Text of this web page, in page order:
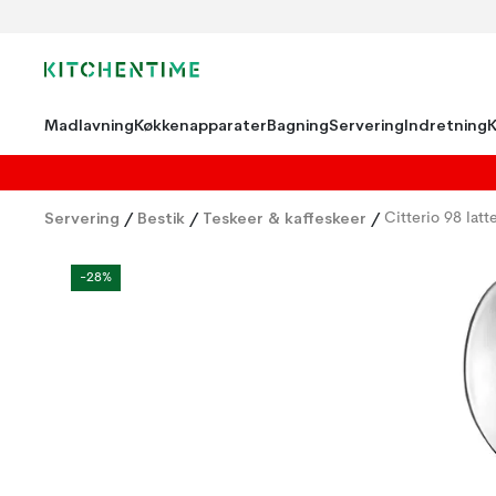
MadlavningKøkkenapparaterBagningServeringIndretning
Servering / Bestik / Teskeer & kaffeskeer / Citterio 98
-28%